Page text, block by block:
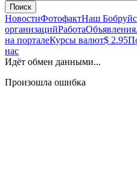
Поиск
НовостиФотофактНаш
организацийРаботаОбъявления
на порталеКурсы валют$ 2.95
нас
Идёт обмен данными...
Произошла ошибка